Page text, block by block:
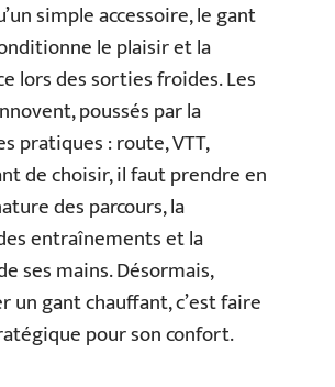
simple accessoire, le gant
le plaisir et la
lors des sorties froides. Les
poussés par la
pratiques : route, VTT,
de choisir, il faut prendre en
des parcours, la
entraînements et la
ses mains. Désormais,
un gant chauffant, c’est faire
pour son confort.